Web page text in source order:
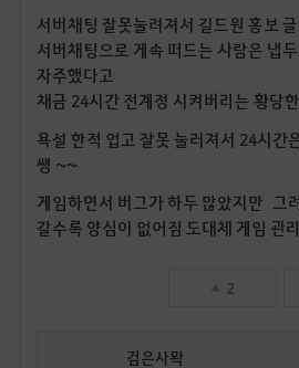
서버채팅 잘못눌려져서 길드원 홍보
서버채팅으로 게속 떠드는 사람은 냅
자주했다고
채금 24시간 전계정 시켜버리는 황당
욕설 한적 업고 잘못 눌러져서 24시간
쌩 ~~
게임하면서 버그가 하두 많았지만 그
갈수록 양심이 없어짐 도대체 게임 관
2
검은사뫅